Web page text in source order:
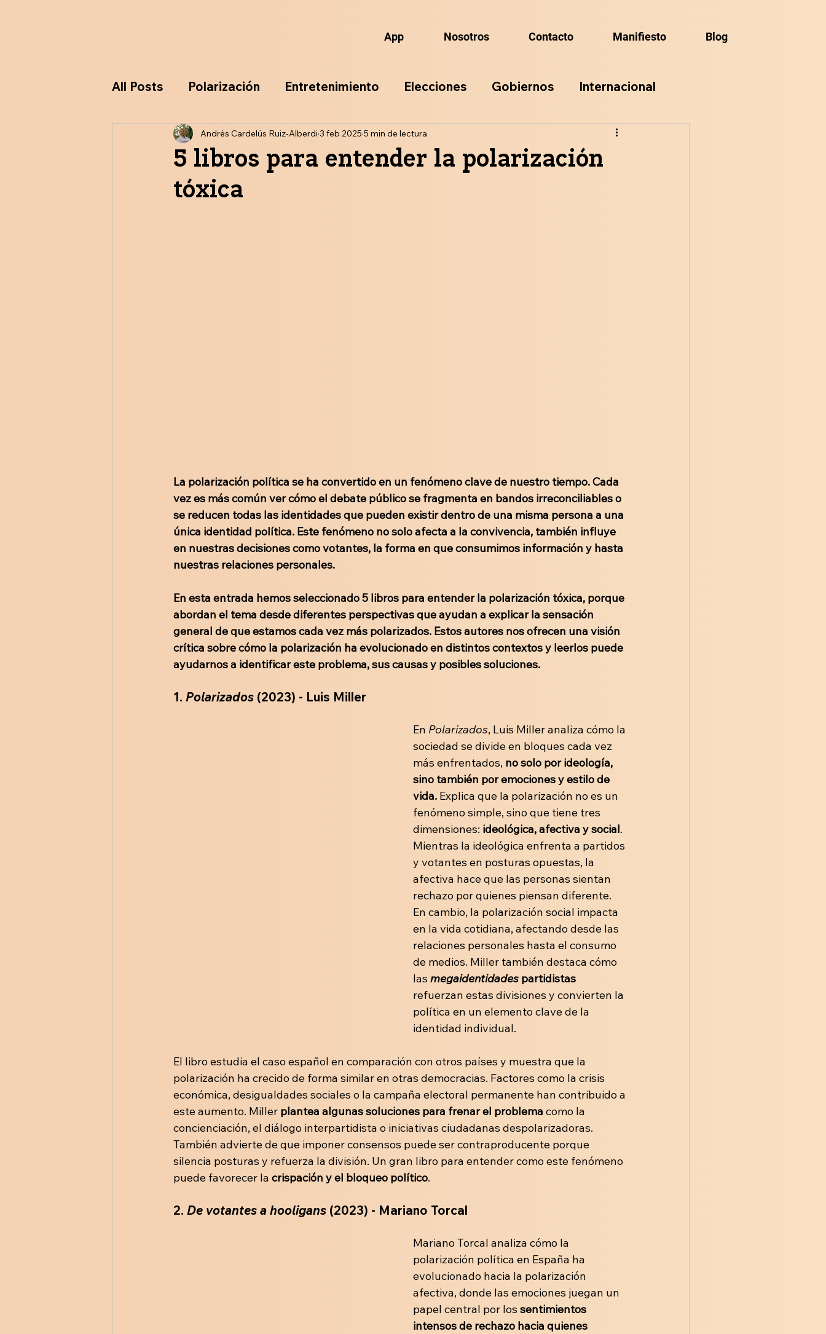
App Nosotros Contacto Manifiesto Blog
All Posts Polarización Entretenimiento Elecciones Gobiernos Internacional
Ideologías Participación
5 libros para entender la polarización
tóxica
Andrés Cardelús Ruiz-Alberdi 3 feb 2025 5 min de lectura
La polarización política se ha convertido en un fenómeno clave de nuestro tiempo. Cada
vez es más común ver cómo el debate público se fragmenta en bandos irreconciliables o
se reducen todas las identidades que pueden existir dentro de una misma persona a una
única identidad política. Este fenómeno no solo afecta a la convivencia, también influye
en nuestras decisiones como votantes, la forma en que consumimos información y hasta
nuestras relaciones personales.
En esta entrada hemos seleccionado 5 libros para entender la polarización tóxica, porque
abordan el tema desde diferentes perspectivas que ayudan a explicar la sensación
general de que estamos cada vez más polarizados. Estos autores nos ofrecen una visión
crítica sobre cómo la polarización ha evolucionado en distintos contextos y leerlos puede
ayudarnos a identificar este problema, sus causas y posibles soluciones.
1. Polarizados (2023) - Luis Miller
En Polarizados, Luis Miller analiza cómo la
sociedad se divide en bloques cada vez
más enfrentados, no solo por ideología,
sino también por emociones y estilo de
vida. Explica que la polarización no es un
fenómeno simple, sino que tiene tres
dimensiones: ideológica, afectiva y social.
Mientras la ideológica enfrenta a partidos
y votantes en posturas opuestas, la
afectiva hace que las personas sientan
rechazo por quienes piensan diferente.
En cambio, la polarización social impacta
en la vida cotidiana, afectando desde las
relaciones personales hasta el consumo
de medios. Miller también destaca cómo
las megaidentidades partidistas
refuerzan estas divisiones y convierten la
política en un elemento clave de la
identidad individual.
El libro estudia el caso español en comparación con otros países y muestra que la
polarización ha crecido de forma similar en otras democracias. Factores como la crisis
económica, desigualdades sociales o la campaña electoral permanente han contribuido a
este aumento. Miller plantea algunas soluciones para frenar el problema como la
concienciación, el diálogo interpartidista o iniciativas ciudadanas despolarizadoras.
También advierte de que imponer consensos puede ser contraproducente porque
silencia posturas y refuerza la división. Un gran libro para entender como este fenómeno
puede favorecer la crispación y el bloqueo político.
2. De votantes a hooligans (2023) - Mariano Torcal
Mariano Torcal analiza cómo la
polarización política en España ha
evolucionado hacia la polarización
afectiva, donde las emociones juegan un
papel central por los sentimientos
intensos de rechazo hacia quienes